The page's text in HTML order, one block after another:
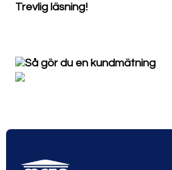
Trevlig läsning!
Så gör du en kundmätning